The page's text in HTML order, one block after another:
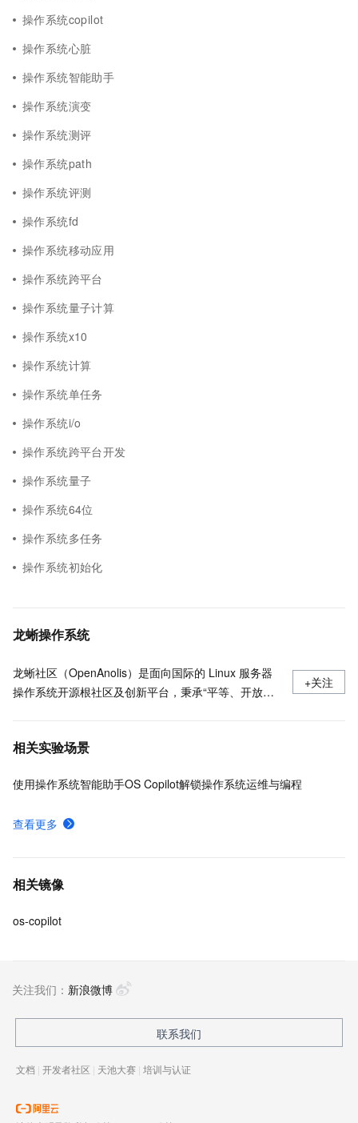
操作系统copilot
操作系统心脏
操作系统智能助手
操作系统演变
操作系统测评
操作系统path
操作系统评测
操作系统fd
操作系统移动应用
操作系统跨平台
操作系统量子计算
操作系统x10
操作系统计算
操作系统单任务
操作系统i/o
操作系统跨平台开发
操作系统量子
操作系统64位
操作系统多任务
操作系统初始化
龙蜥操作系统
龙蜥社区（OpenAnolis）是面向国际的 Linux 服务器
操作系统开源根社区及创新平台，秉承“平等、开放、
超过 1000 家来自芯片厂商、软件厂商、整机厂商、操
态共建。
+关注
相关实验场景
使用操作系统智能助手OS Copilot解锁操作系统运维与编程
查看更多
相关镜像
os-copilot
关注我们： 新浪微博
联系我们
文档 | 开发者社区 | 天池大赛 | 培训与认证